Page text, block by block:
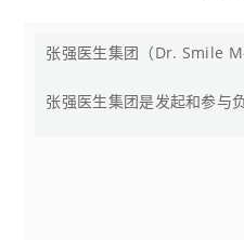
张强医生集团（Dr. Smile
张强医生集团是发起和参与